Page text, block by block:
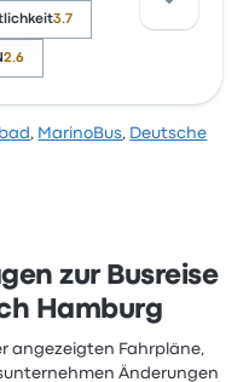
von FlixBus für
3.7
2.6
wurde das
aktuelle
Bus, entspannter
, MarinoBus, Deutsche
zur Busreise
Hamburg
angezeigten Fahrpläne,
Änderungen